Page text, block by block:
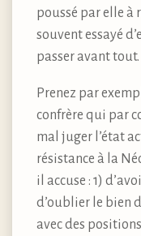
poussé par elle à
souvent essayé
passer avant tout.
Prenez par
confrère qui par
mal juger l’état
résistance à la
il accuse : 1)
d’oublier le bien
avec des